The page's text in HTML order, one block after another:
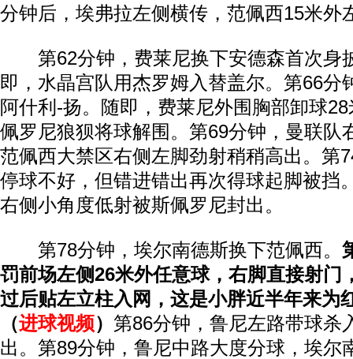
分钟后，埃弗拉左侧横传，范佩西15米外
第62分钟，费莱尼换下安德森首次身
即，水晶宫队用杰罗姆入替盖尔。第66分
阿什利-扬。随即，费莱尼外围胸部卸球
佩罗尼狼狈将球解围。第69分钟，曼联队
范佩西大禁区右侧左脚劲射稍稍高出。第
停球不好，但错进错出再次得球起脚被挡
右侧小角度低射被斯佩罗尼封出。
第78分钟，埃尔南德斯换下范佩西。
罚前场左侧26米外任意球，右脚直接射门
过后贴左立柱入网，这是小胖近半年来为
（进球视频） 第86分钟，鲁尼左路带球杀
出。第89分钟，鲁尼中路大度分球，埃尔